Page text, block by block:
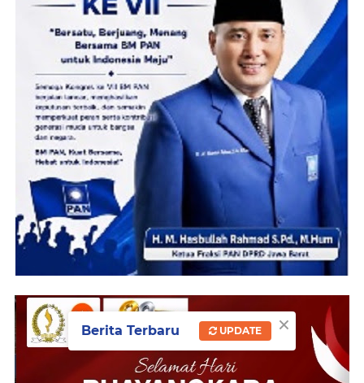
×
Berita Terbaru UPDATE